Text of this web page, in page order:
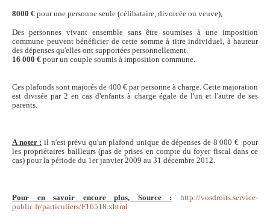
8000 € pour une personne seule (célibataire, divorcée ou veuve),
Des personnes vivant ensemble sans être soumises à une imposition
commune peuvent bénéficier de cette somme à titre individuel, à hauteur
des dépenses qu'elles ont supportées personnellement.
16 000 € pour un couple soumis à imposition commune.
Ces plafonds sont majorés de 400 € par personne à charge. Cette majoration
est divisée par 2 en cas d'enfants à charge égale de l'un et l'autre de ses
parents.
A noter : il n'est prévu qu'un plafond unique de dépenses de 8 000 € pour
les propriétaires bailleurs (pas de prises en compte du foyer fiscal dans ce
cas) pour la période du 1er janvier 2009 au 31 décembre 2012.
Pour en savoir encore plus, Source :
http://vosdroits.service-
public.fr/particuliers/F16518.xhtml